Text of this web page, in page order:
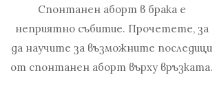
Спонтанен аборт в брака е
неприятно събитие. Прочетете, за
да научите за възможните последици
от спонтанен аборт върху връзката.